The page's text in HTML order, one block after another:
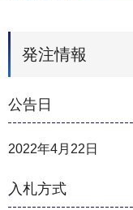
発注情報
公告日
2022年4月22日
入札方式